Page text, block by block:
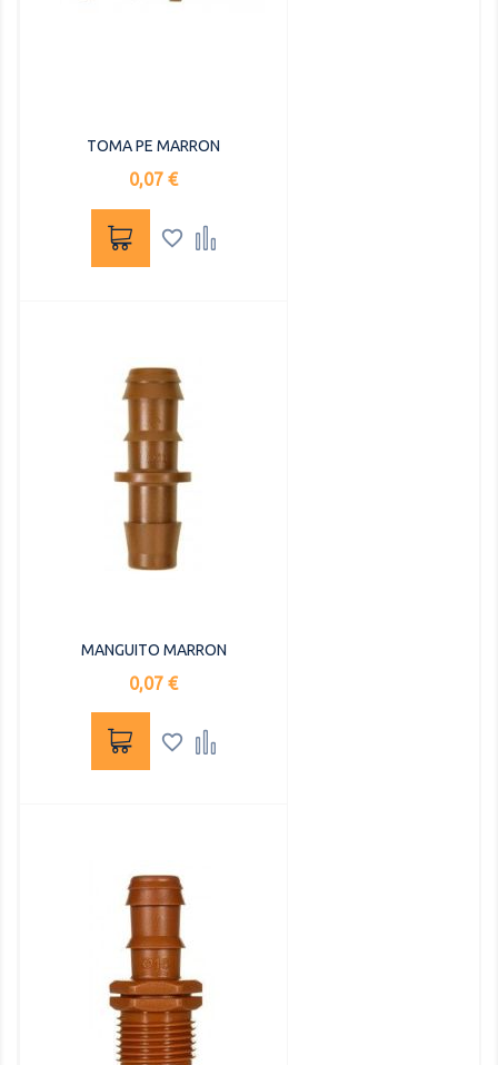
TOMA PE MARRON
Precio
0,07 €
 
MANGUITO MARRON
Precio
0,07 €
 